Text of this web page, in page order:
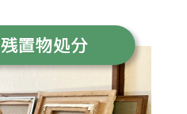
残置物処分